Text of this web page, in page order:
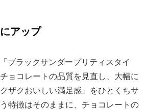
アップ
ブラックサンダープリティスタイ
ョコレートの品質を見直し、大幅に
ザクおいしい満足感」をひとくちサ
特徴はそのままに、チョコレートの